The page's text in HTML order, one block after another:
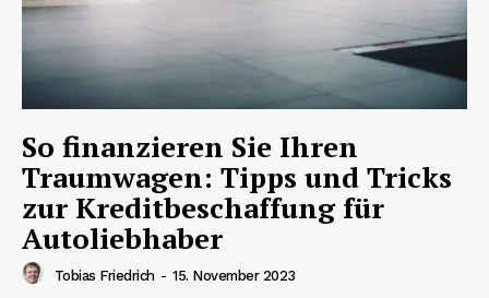
So finanzieren Sie Ihren
Traumwagen: Tipps und Tricks
zur Kreditbeschaffung für
Autoliebhaber
Tobias Friedrich - 15. November 2023